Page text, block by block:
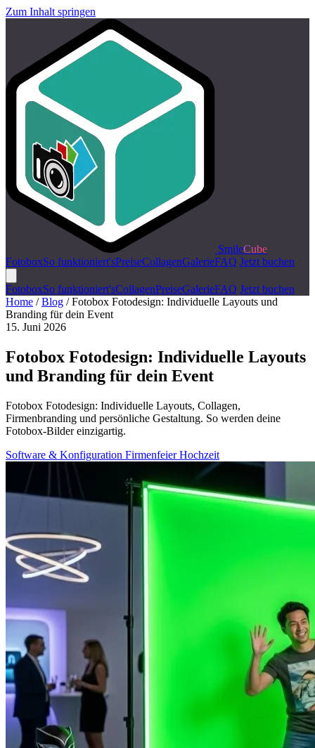
Zum Inhalt springen
SmileCube
FotoboxSo funktioniert'sPreiseCollagenGalerieFAQ Jetzt buchen
FotoboxSo funktioniert'sCollagenPreiseGalerieFAQ Jetzt buchen
Home / Blog / Fotobox Fotodesign: Individuelle Layouts und
Branding für dein Event
15. Juni 2026
Fotobox Fotodesign: Individuelle Layouts
und Branding für dein Event
Fotobox Fotodesign: Individuelle Layouts, Collagen,
Firmenbranding und persönliche Gestaltung. So werden deine
Fotobox-Bilder einzigartig.
Software & Konfiguration FirmenfeierHochzeit